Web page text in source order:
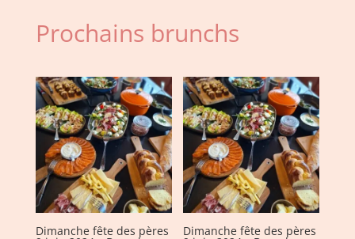
-
Brunch
FEST
-
Créneau
de
12h30
Prochains brunchs
Dimanche fête des pères Dimanche fête des pères